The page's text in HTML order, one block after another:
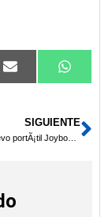
Compartir
en
Email
en
SIGUIENTE